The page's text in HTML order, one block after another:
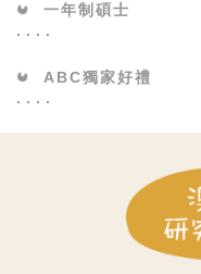
一年制碩士
ABC獨家好禮